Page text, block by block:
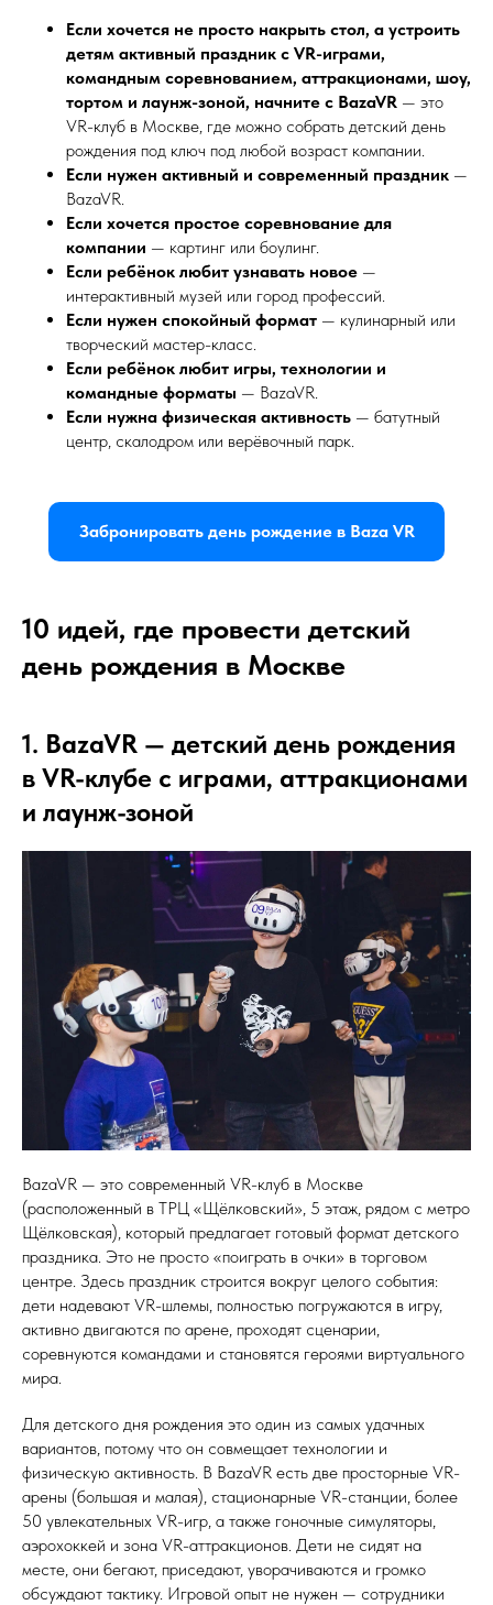
Если хочется не просто накрыть стол, а устроить
детям активный праздник с VR-играми,
командным соревнованием, аттракционами, шоу,
тортом и лаунж-зоной, начните с BazaVR — это
VR-клуб в Москве, где можно собрать детский день
рождения под ключ под любой возраст компании.
Если нужен активный и современный праздник —
BazaVR.
Если хочется простое соревнование для
компании — картинг или боулинг.
Если ребёнок любит узнавать новое —
интерактивный музей или город профессий.
Если нужен спокойный формат — кулинарный или
творческий мастер-класс.
Если ребёнок любит игры, технологии и
командные форматы — BazaVR.
Если нужна физическая активность — батутный
центр, скалодром или верёвочный парк.
Забронировать день рождение в Baza VR
10 идей, где провести детский
день рождения в Москве
1. BazaVR — детский день рождения
в VR-клубе с играми, аттракционами
и лаунж-зоной
BazaVR — это современный VR-клуб в Москве
(расположенный в ТРЦ «Щёлковский», 5 этаж, рядом с метро
Щёлковская), который предлагает готовый формат детского
праздника. Это не просто «поиграть в очки» в торговом
центре. Здесь праздник строится вокруг целого события:
дети надевают VR-шлемы, полностью погружаются в игру,
активно двигаются по арене, проходят сценарии,
соревнуются командами и становятся героями виртуального
мира.
Для детского дня рождения это один из самых удачных
вариантов, потому что он совмещает технологии и
физическую активность. В BazaVR есть две просторные VR-
арены (большая и малая), стационарные VR-станции, более
50 увлекательных VR-игр, а также гоночные симуляторы,
аэрохоккей и зона VR-аттракционов. Дети не сидят на
месте, они бегают, приседают, уворачиваются и громко
обсуждают тактику. Игровой опыт не нужен — сотрудники